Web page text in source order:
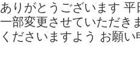
ありがとうございます
一部変更させていただき
くださいますよう お願